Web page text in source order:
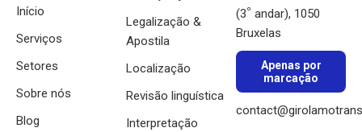
Início
Serviços
Setores
Sobre nós
Blog
Legalização &
Apostila
Localização
Revisão linguística
Interpretação
(3º andar), 1050
Bruxelas
Apenas por
marcação